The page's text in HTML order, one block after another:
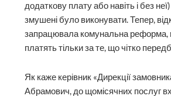
додаткову плату або навіть і без
змушені було виконувати. Тепер,
запрацювала комунальна реформа,
платять тільки за те, що чітко
Як каже керівник «Дирекції
Абрамович, до щомісячних послуг